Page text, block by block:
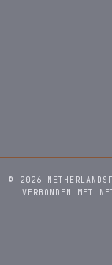
© 2026
VERBONDEN MET